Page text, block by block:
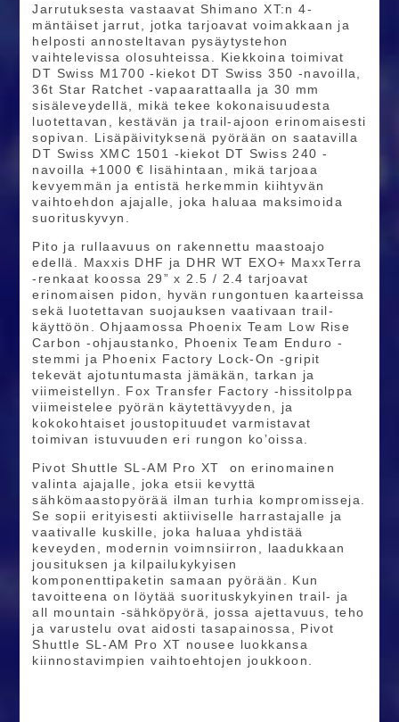
Jarrutuksesta vastaavat Shimano XT:n 4-
mäntäiset jarrut, jotka tarjoavat voimakkaan ja
helposti annosteltavan pysäytystehon
vaihtelevissa olosuhteissa. Kiekkoina toimivat
DT Swiss M1700 -kiekot DT Swiss 350 -navoilla,
36t Star Ratchet -vapaarattaalla ja 30 mm
sisäleveydellä, mikä tekee kokonaisuudesta
luotettavan, kestävän ja trail-ajoon erinomaisesti
sopivan. Lisäpäivityksenä pyörään on saatavilla
DT Swiss XMC 1501 -kiekot DT Swiss 240 -
navoilla +1000 € lisähintaan, mikä tarjoaa
kevyemmän ja entistä herkemmin kiihtyvän
vaihtoehdon ajajalle, joka haluaa maksimoida
suorituskyvyn.
Pito ja rullaavuus on rakennettu maastoajo
edellä. Maxxis DHF ja DHR WT EXO+ MaxxTerra
-renkaat koossa 29” x 2.5 / 2.4 tarjoavat
erinomaisen pidon, hyvän rungontuen kaarteissa
sekä luotettavan suojauksen vaativaan trail-
käyttöön. Ohjaamossa Phoenix Team Low Rise
Carbon -ohjaustanko, Phoenix Team Enduro -
stemmi ja Phoenix Factory Lock-On -gripit
tekevät ajotuntumasta jämäkän, tarkan ja
viimeistellyn. Fox Transfer Factory -hissitolppa
viimeistelee pyörän käytettävyyden, ja
kokokohtaiset joustopituudet varmistavat
toimivan istuvuuden eri rungon ko’oissa.
Pivot Shuttle SL-AM Pro XT on erinomainen
valinta ajajalle, joka etsii kevyttä
sähkömaastopyörää ilman turhia kompromisseja.
Se sopii erityisesti aktiiviselle harrastajalle ja
vaativalle kuskille, joka haluaa yhdistää
keveyden, modernin voimnsiirron, laadukkaan
jousituksen ja kilpailukykyisen
komponenttipaketin samaan pyörään. Kun
tavoitteena on löytää suorituskykyinen trail- ja
all mountain -sähköpyörä, jossa ajettavuus, teho
ja varustelu ovat aidosti tasapainossa, Pivot
Shuttle SL-AM Pro XT nousee luokkansa
kiinnostavimpien vaihtoehtojen joukkoon.